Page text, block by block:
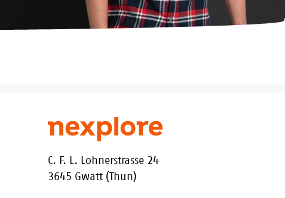
C. F. L. Lohnerstrasse 24
3645 Gwatt (Thun)